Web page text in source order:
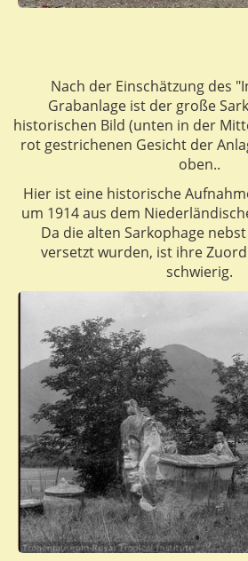
Nach der Einschätzung des
Grabanlage ist der große
historischen Bild (unten in der
rot gestrichenen Gesicht der
oben..
Hier ist eine historische
um 1914 aus dem
Da die alten Sarkophage
versetzt wurden, ist ihre
schwierig.